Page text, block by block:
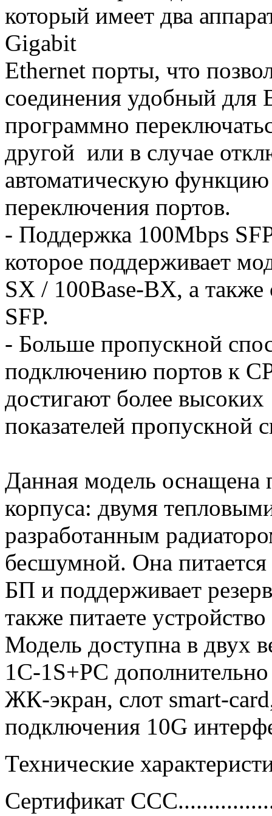
который имеет два
Gigabit
Ethernet порты, что
соединения удобный для
программно
другой или в случае
автоматическую функцию
переключения портов.
- Поддержка 100Mbps
которое поддерживает
SX / 100Base-BX, а
SFP.
- Больше пропускной
подключению портов к
достигают более высоких
показателей пропускной
Данная модель
корпуса: двумя
разработанным
бесшумной. Она
БП и поддерживает
также питаете
Модель доступна в двух
1С-1S+PC
ЖК-экран, слот smart-
подключения 10G
Технические
Сертификат